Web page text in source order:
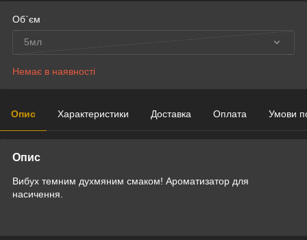
Об`єм
5мл
Немає в наявності
Опис Характеристики Доставка Оплата Умови
Опис
Вибух темним духмяним смаком! Ароматизатор для
насичення.